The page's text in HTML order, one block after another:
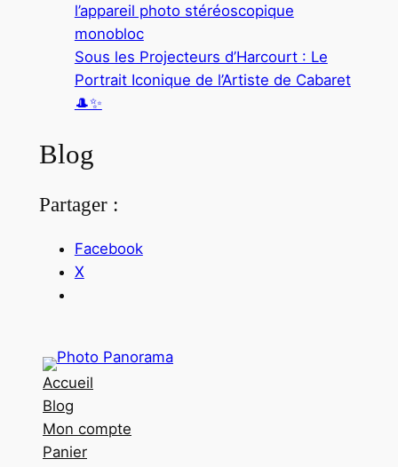
l’appareil photo stéréoscopique
monobloc
Sous les Projecteurs d’Harcourt : Le
Portrait Iconique de l’Artiste de Cabaret
🎩✨
Blog
Partager :
Facebook
X
Accueil
Blog
Mon compte
Panier